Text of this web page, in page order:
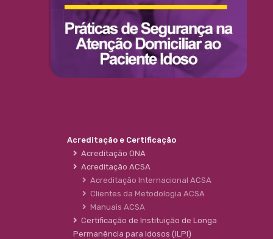
Acreditação e Certificação
Acreditação ONA
Acreditação ACSA
Acreditação Internacional ACSA
Clientes da Metodologia ACSA
Manuais ACSA
Certificação de Instituição de Longa
Permanência para Idosos (ILPI)